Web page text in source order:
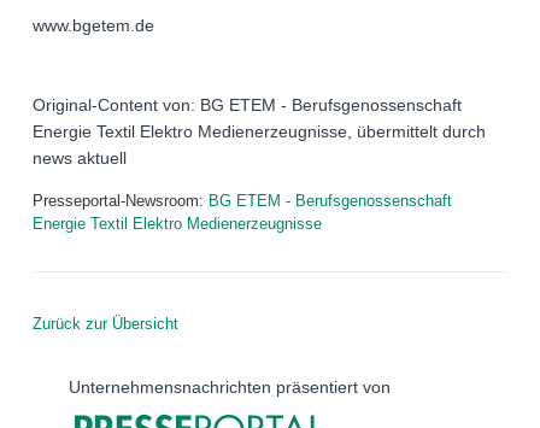
www.bgetem.de
Original-Content von: BG ETEM - Berufsgenossenschaft
Energie Textil Elektro Medienerzeugnisse, übermittelt durch
news aktuell
Presseportal-Newsroom: BG ETEM - Berufsgenossenschaft
Energie Textil Elektro Medienerzeugnisse
Zurück zur Übersicht
Unternehmensnachrichten präsentiert von